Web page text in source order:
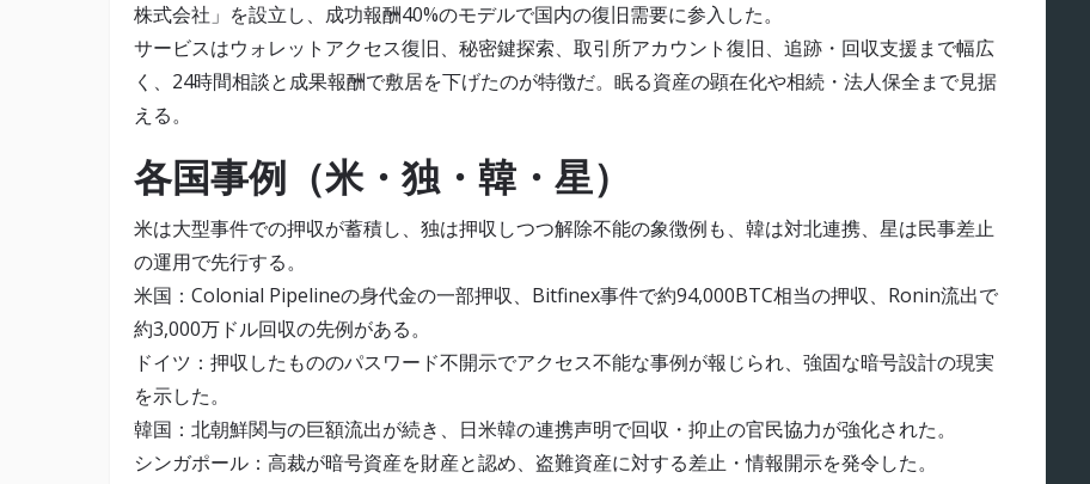
株式会社」を設立し、成功報酬40%のモデルで国内の復旧需要に参入した。
サービスはウォレットアクセス復旧、秘密鍵探索、取引所アカウント復旧、追跡・回収支援まで幅広
く、24時間相談と成果報酬で敷居を下げたのが特徴だ。眠る資産の顕在化や相続・法人保全まで見据
える。
各国事例（米・独・韓・星）
米は大型事件での押収が蓄積し、独は押収しつつ解除不能の象徴例も、韓は対北連携、星は民事差止
の運用で先行する。
米国：Colonial Pipelineの身代金の一部押収、Bitfinex事件で約94,000BTC相当の押収、Ronin流出で
約3,000万ドル回収の先例がある。
ドイツ：押収したもののパスワード不開示でアクセス不能な事例が報じられ、強固な暗号設計の現実
を示した。
韓国：北朝鮮関与の巨額流出が続き、日米韓の連携声明で回収・抑止の官民協力が強化された。
シンガポール：高裁が暗号資産を財産と認め、盗難資産に対する差止・情報開示を発令した。